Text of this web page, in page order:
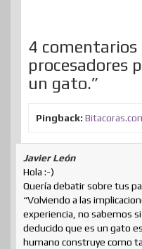
i
r
4 comentarios
procesadores
un gato.”
Pingback:
Javier León
Hola :-)
Quería debatir sobre tus
“Volviendo a las
experiencia, no sabemos
deducido que es un gato
humano construye como